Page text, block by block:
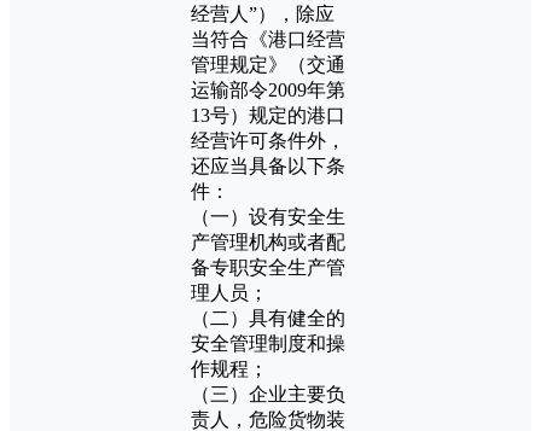
经营人”），除应
当符合《港口经营
管理规定》（交通
运输部令2009年第
13号）规定的港口
经营许可条件外，
还应当具备以下条
件：
（一）设有安全生
产管理机构或者配
备专职安全生产管
理人员；
（二）具有健全的
安全管理制度和操
作规程；
（三）企业主要负
责人，危险货物装